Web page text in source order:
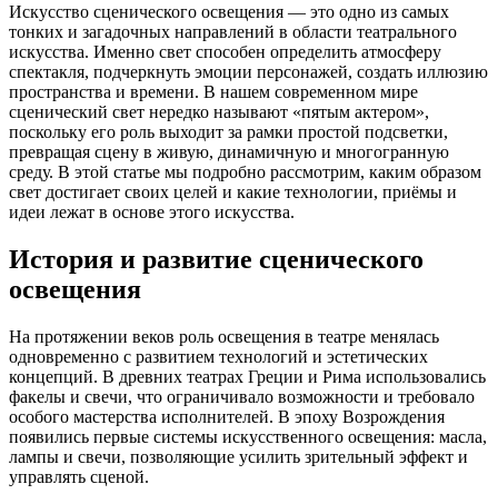
Искусство сценического освещения — это одно из самых
тонких и загадочных направлений в области театрального
искусства. Именно свет способен определить атмосферу
спектакля, подчеркнуть эмоции персонажей, создать иллюзию
пространства и времени. В нашем современном мире
сценический свет нередко называют «пятым актером»,
поскольку его роль выходит за рамки простой подсветки,
превращая сцену в живую, динамичную и многогранную
среду. В этой статье мы подробно рассмотрим, каким образом
свет достигает своих целей и какие технологии, приёмы и
идеи лежат в основе этого искусства.
История и развитие сценического
освещения
На протяжении веков роль освещения в театре менялась
одновременно с развитием технологий и эстетических
концепций. В древних театрах Греции и Рима использовались
факелы и свечи, что ограничивало возможности и требовало
особого мастерства исполнителей. В эпоху Возрождения
появились первые системы искусственного освещения: масла,
лампы и свечи, позволяющие усилить зрительный эффект и
управлять сценой.